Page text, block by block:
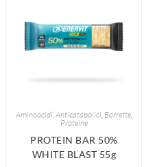
Aminoacidi, Anticatabolici, Barrette,
Proteine
PROTEIN BAR 50%
WHITE BLAST 55g